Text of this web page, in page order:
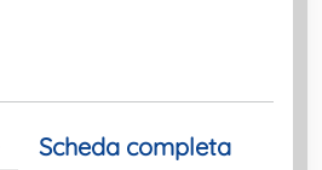
Scheda completa